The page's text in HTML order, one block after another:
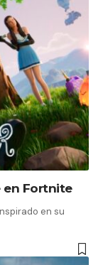
en Fortnite
en su